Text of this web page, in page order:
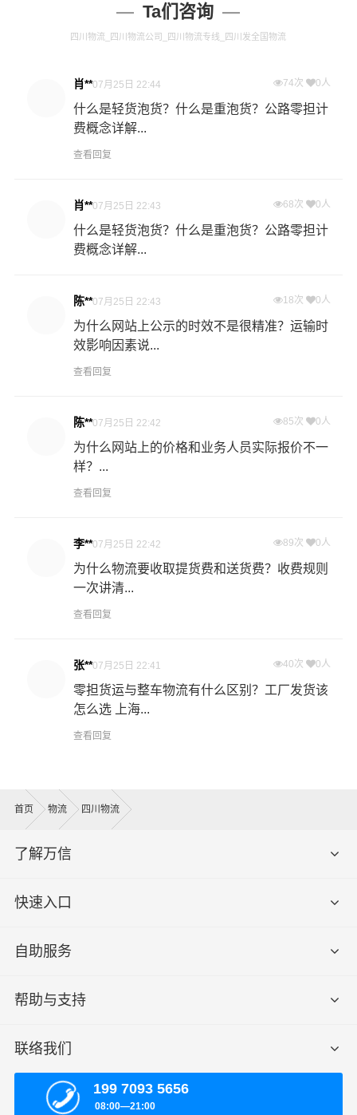
Ta们咨询
四川物流_四川物流公司_四川物流专线_四川发全国物流
肖**07月25日 22:44 74次 0人
什么是轻货泡货？什么是重泡货？公路零担计
费概念详解...
查看回复
肖**07月25日 22:43 68次 0人
什么是轻货泡货？什么是重泡货？公路零担计
费概念详解...
陈**07月25日 22:43 18次 0人
为什么网站上公示的时效不是很精准？运输时
效影响因素说...
查看回复
陈**07月25日 22:42 85次 0人
为什么网站上的价格和业务人员实际报价不一
样？...
查看回复
李**07月25日 22:42 89次 0人
为什么物流要收取提货费和送货费？收费规则
一次讲清...
查看回复
张**07月25日 22:41 40次 0人
零担货运与整车物流有什么区别？工厂发货该
怎么选 上海...
查看回复
首页 物流 四川物流
了解万信
快速入口
自助服务
帮助与支持
联络我们
199 7093 5656
08:00—21:00